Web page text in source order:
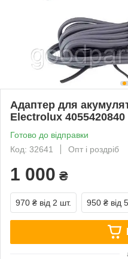
Адаптер для
Electrolux 4055420840
Готово до відправки
Код: 32641
Опт і роздріб
1 000 ₴
970 ₴ від 2 шт. 950 ₴ від